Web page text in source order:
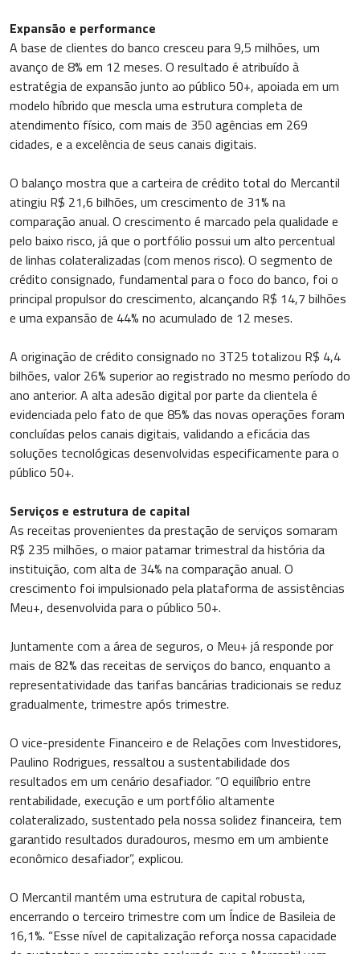
Expansão e performance
A base de clientes do banco cresceu para 9,5 milhões, um
avanço de 8% em 12 meses. O resultado é atribuído à
estratégia de expansão junto ao público 50+, apoiada em um
modelo híbrido que mescla uma estrutura completa de
atendimento físico, com mais de 350 agências em 269
cidades, e a excelência de seus canais digitais.
O balanço mostra que a carteira de crédito total do Mercantil
atingiu R$ 21,6 bilhões, um crescimento de 31% na
comparação anual. O crescimento é marcado pela qualidade e
pelo baixo risco, já que o portfólio possui um alto percentual
de linhas colateralizadas (com menos risco). O segmento de
crédito consignado, fundamental para o foco do banco, foi o
principal propulsor do crescimento, alcançando R$ 14,7 bilhões
e uma expansão de 44% no acumulado de 12 meses.
A originação de crédito consignado no 3T25 totalizou R$ 4,4
bilhões, valor 26% superior ao registrado no mesmo período do
ano anterior. A alta adesão digital por parte da clientela é
evidenciada pelo fato de que 85% das novas operações foram
concluídas pelos canais digitais, validando a eficácia das
soluções tecnológicas desenvolvidas especificamente para o
público 50+.
Serviços e estrutura de capital
As receitas provenientes da prestação de serviços somaram
R$ 235 milhões, o maior patamar trimestral da história da
instituição, com alta de 34% na comparação anual. O
crescimento foi impulsionado pela plataforma de assistências
Meu+, desenvolvida para o público 50+.
Juntamente com a área de seguros, o Meu+ já responde por
mais de 82% das receitas de serviços do banco, enquanto a
representatividade das tarifas bancárias tradicionais se reduz
gradualmente, trimestre após trimestre.
O vice-presidente Financeiro e de Relações com Investidores,
Paulino Rodrigues, ressaltou a sustentabilidade dos
resultados em um cenário desafiador. “O equilíbrio entre
rentabilidade, execução e um portfólio altamente
colateralizado, sustentado pela nossa solidez financeira, tem
garantido resultados duradouros, mesmo em um ambiente
econômico desafiador”, explicou.
O Mercantil mantém uma estrutura de capital robusta,
encerrando o terceiro trimestre com um Índice de Basileia de
16,1%. “Esse nível de capitalização reforça nossa capacidade